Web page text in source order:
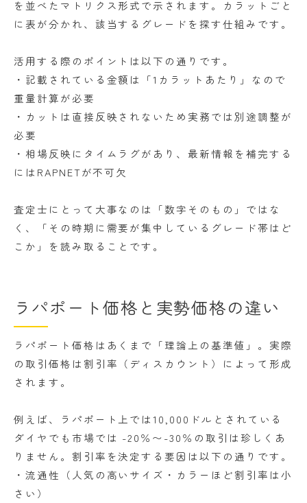
を並べたマトリクス形式で示されます。カラットごと
に表が分かれ、該当するグレードを探す仕組みです。
活用する際のポイントは以下の通りです。
・記載されている金額は「1カラットあたり」なので
重量計算が必要
・カットは直接反映されないため実務では別途調整が
必要
・相場反映にタイムラグがあり、最新情報を補完する
にはRAPNETが不可欠
査定士にとって大事なのは「数字そのもの」ではな
く、「その時期に需要が集中しているグレード帯はど
こか」を読み取ることです。
ラパポート価格と実勢価格の違い
ラパポート価格はあくまで「理論上の基準値」。実際
の取引価格は割引率（ディスカウント）によって形成
されます。
例えば、ラパポート上では10,000ドルとされている
ダイヤでも市場では -20％〜-30％の取引は珍しくあ
りません。割引率を決定する要因は以下の通りです。
・流通性（人気の高いサイズ・カラーほど割引率は小
さい）